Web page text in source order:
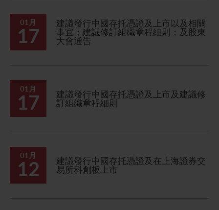
01月
17
建議發行中國存托憑證及上市以及相關
事宜；建議修訂組織章程細則；及股東
大會通告
01月
17
建議發行中國存托憑證及上市及建議修
訂組織章程細則
01月
12
建議發行中國存托憑證及在上海證券交
易所科創板上市